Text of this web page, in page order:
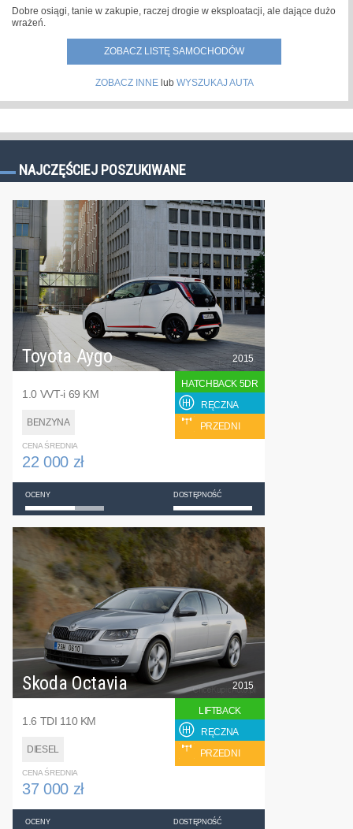
Dobre osiągi, tanie w zakupie, raczej drogie w eksploatacji, ale dające dużo
wrażeń.
ZOBACZ LISTĘ SAMOCHODÓW
ZOBACZ INNElub WYSZUKAJ AUTA
NAJCZĘŚCIEJ POSZUKIWANE
Toyota Aygo
1.0 VVT-i 69 KM
BENZYNA
2015
HATCHBACK 5DR
RĘCZNA
PRZEDNI
CENA ŚREDNIA
22 000 zł
OCENY DOSTĘPNOŚĆ
Skoda Octavia
1.6 TDI 110 KM
DIESEL
2015
LIFTBACK
RĘCZNA
PRZEDNI
CENA ŚREDNIA
37 000 zł
OCENY DOSTĘPNOŚĆ